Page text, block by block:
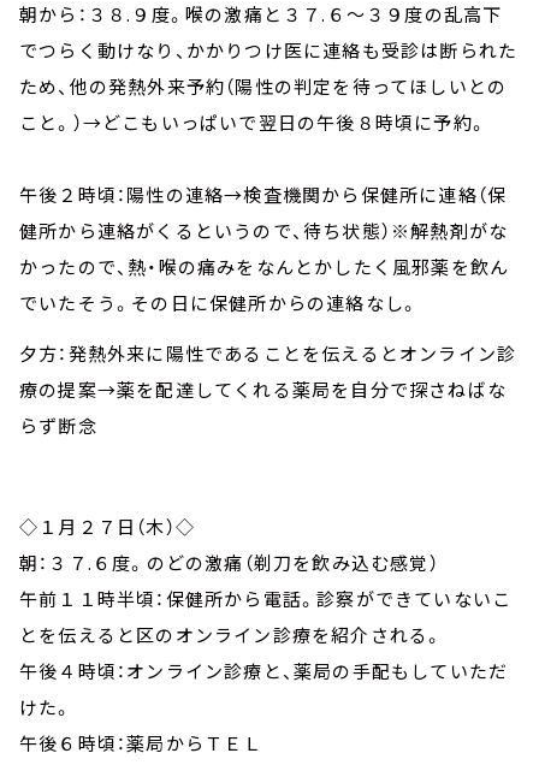
朝から ：３８.９度。喉の激痛と３７.６～３９度の乱高下
でつらく動けなり、かかりつけ医に連絡も受診は断られた
ため、他の発熱外来予約（陽性の判定を待ってほしいとの
こと。）→どこもいっぱいで翌日の午後８時頃に予約。
午後２時頃：陽性の連絡→検査機関から保健所に連絡（保
健所から連絡がくるというので、待ち状態）※解熱剤がな
かったので、熱・喉の痛みをなんとかしたく風邪薬を飲ん
でいたそう。その日に保健所からの連絡なし。
夕方：発熱外来に陽性であることを伝えるとオンライン診
療の提案→薬を配達してくれる薬局を自分で探さねばな
らず断念
◇１月２７日（木）◇
朝：３７.６度。のどの激痛（剃刀を飲み込む感覚）
午前１１時半頃：保健所から電話。診察ができていないこ
とを伝えると区のオンライン診療を紹介される。
午後４時頃：オンライン診療と、薬局の手配もしていただ
けた。
午後６時頃：薬局からＴＥＬ